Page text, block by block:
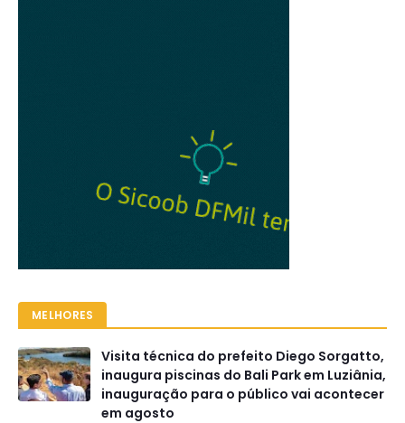
MELHORES
Visita técnica do prefeito Diego Sorgatto,
inaugura piscinas do Bali Park em Luziânia,
inauguração para o público vai acontecer
em agosto